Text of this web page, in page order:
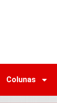
Colunas